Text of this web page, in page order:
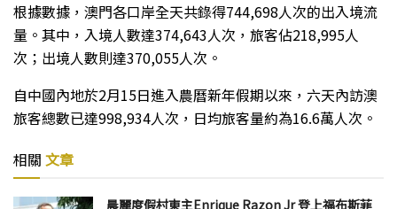
根據數據，澳門各口岸全天共錄得744,698人次的出入境流
量。其中，入境人數達374,643人次，旅客佔218,995人
次；出境人數則達370,055人次。
自中國內地於2月15日進入農曆新年假期以來，六天內訪澳
旅客總數已達998,934人次，日均旅客量約為16.6萬人次。
相關 文章
晨麗度假村東主Enrique Razon Jr 登上福布斯菲